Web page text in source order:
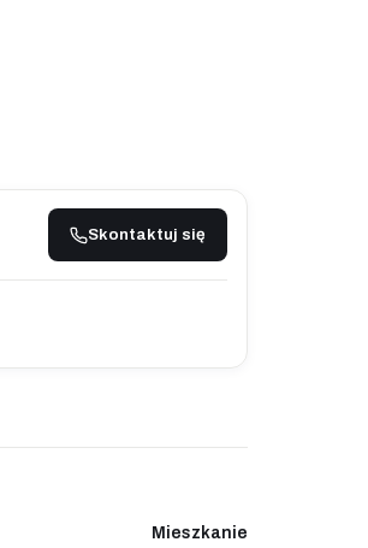
Skontaktuj się
Mieszkanie